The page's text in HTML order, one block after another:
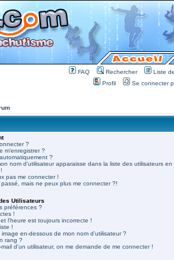
FAQ Rechercher
Liste
Profil
Se connecter
?
m'enregistrer ?
?
nom d'utilisateur apparaisse dans la liste des utilisateurs en
pas me connecter !
mais ne peux plus me connecter ?!
Utilisateurs
préférences ?
!
l'heure est toujours incorrecte !
!
en-dessous de mon nom d'utilisateur ?
rang ?
d'un utilisateur, on me demande de me connecter !